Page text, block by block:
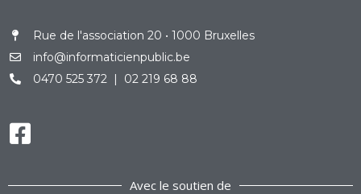
Rue de l'association 20 • 1000 Bruxelles
info@informaticienpublic.be
0470 525 372 | 02 219 68 88
Avec le soutien de